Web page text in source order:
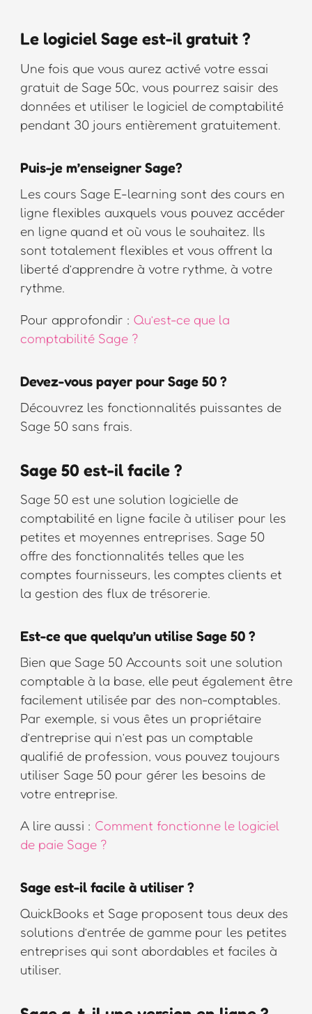
Le logiciel Sage est-il gratuit ?
Une fois que vous aurez activé votre essai
gratuit de Sage 50c, vous pourrez saisir des
données et utiliser le logiciel de comptabilité
pendant 30 jours entièrement gratuitement.
Puis-je m’enseigner Sage?
Les cours Sage E-learning sont des cours en
ligne flexibles auxquels vous pouvez accéder
en ligne quand et où vous le souhaitez. Ils
sont totalement flexibles et vous offrent la
liberté d’apprendre à votre rythme, à votre
rythme.
Pour approfondir : Qu’est-ce que la
comptabilité Sage ?
Devez-vous payer pour Sage 50 ?
Découvrez les fonctionnalités puissantes de
Sage 50 sans frais.
Sage 50 est-il facile ?
Sage 50 est une solution logicielle de
comptabilité en ligne facile à utiliser pour les
petites et moyennes entreprises. Sage 50
offre des fonctionnalités telles que les
comptes fournisseurs, les comptes clients et
la gestion des flux de trésorerie.
Est-ce que quelqu’un utilise Sage 50 ?
Bien que Sage 50 Accounts soit une solution
comptable à la base, elle peut également être
facilement utilisée par des non-comptables.
Par exemple, si vous êtes un propriétaire
d’entreprise qui n’est pas un comptable
qualifié de profession, vous pouvez toujours
utiliser Sage 50 pour gérer les besoins de
votre entreprise.
A lire aussi : Comment fonctionne le logiciel
de paie Sage ?
Sage est-il facile à utiliser ?
QuickBooks et Sage proposent tous deux des
solutions d’entrée de gamme pour les petites
entreprises qui sont abordables et faciles à
utiliser.